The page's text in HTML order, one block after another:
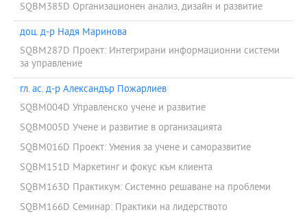
SQBM385D Организационен анализ, дизайн и развитие
доц. д-р Надя Маринова
SQBM287D Проект: Интегрирани информационни системи
за управление
гл. ас. д-р Александър Пожарлиев
SQBM004D Управленско учене и развитие
SQBM005D Учене и развитие в организацията
SQBM016D Проект: Умения за учене и саморазвитие
SQBM151D Маркетинг и фокус към клиента
SQBM163D Практикум: Системно решаване на проблеми
SQBM166D Семинар: Практики на лидерството